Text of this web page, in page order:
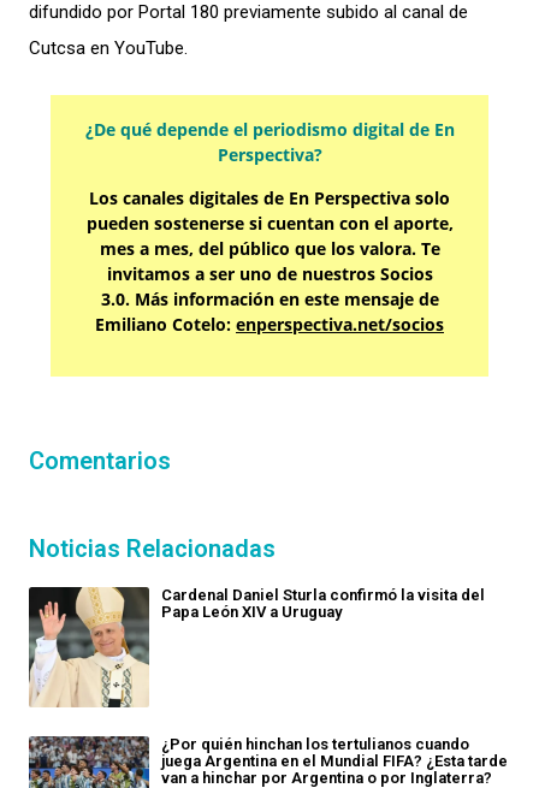
difundido por Portal 180 previamente subido al canal de
Cutcsa en YouTube.
¿De qué depende el periodismo digital de En
Perspectiva?
Los canales digitales de En Perspectiva solo
pueden sostenerse si cuentan con el aporte,
mes a mes, del público que los valora. Te
invitamos a ser uno de nuestros Socios
3.0. Más información en este mensaje de
Emiliano Cotelo: enperspectiva.net/socios
Comentarios
Noticias Relacionadas
Cardenal Daniel Sturla confirmó la visita del
Papa León XIV a Uruguay
¿Por quién hinchan los tertulianos cuando
juega Argentina en el Mundial FIFA? ¿Esta tarde
van a hinchar por Argentina o por Inglaterra?